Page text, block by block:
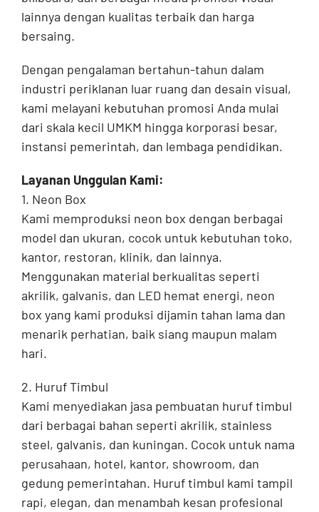
lainnya dengan kualitas terbaik dan harga
bersaing.
Dengan pengalaman bertahun-tahun dalam
industri periklanan luar ruang dan desain visual,
kami melayani kebutuhan promosi Anda mulai
dari skala kecil UMKM hingga korporasi besar,
instansi pemerintah, dan lembaga pendidikan.
Layanan Unggulan Kami:
1. Neon Box
Kami memproduksi neon box dengan berbagai
model dan ukuran, cocok untuk kebutuhan toko,
kantor, restoran, klinik, dan lainnya.
Menggunakan material berkualitas seperti
akrilik, galvanis, dan LED hemat energi, neon
box yang kami produksi dijamin tahan lama dan
menarik perhatian, baik siang maupun malam
hari.
2. Huruf Timbul
Kami menyediakan jasa pembuatan huruf timbul
dari berbagai bahan seperti akrilik, stainless
steel, galvanis, dan kuningan. Cocok untuk nama
perusahaan, hotel, kantor, showroom, dan
gedung pemerintahan. Huruf timbul kami tampil
rapi, elegan, dan menambah kesan profesional